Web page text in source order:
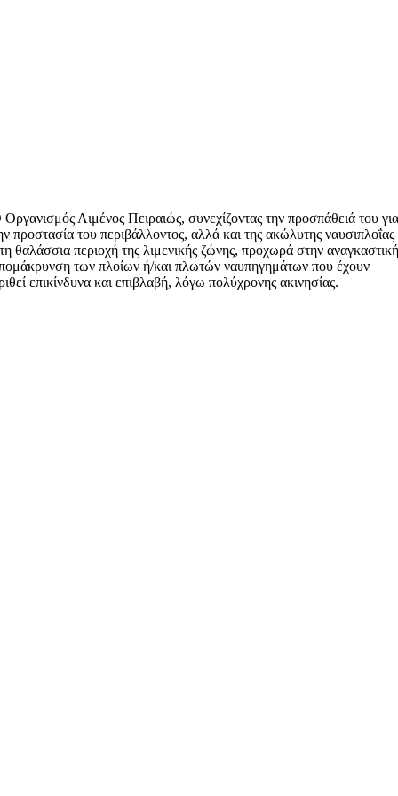
Λιμένος Πειραιώς, συνεχίζοντας την προσπάθειά του
προστασία του περιβάλλοντος, αλλά και της ακώλυτης ναυσιπλοΐας
θαλάσσια περιοχή της λιμενικής ζώνης, προχωρά στην
των πλοίων ή/και πλωτών ναυπηγημάτων που έχουν
επικίνδυνα και επιβλαβή, λόγω πολύχρονης ακινησίας.